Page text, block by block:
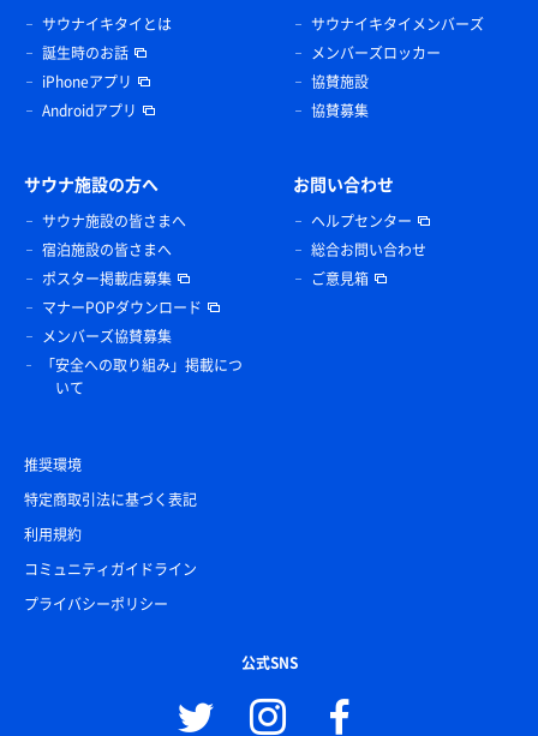
サウナイキタイとは
誕生時のお話
iPhoneアプリ
Androidアプリ
サウナイキタイメンバーズ
メンバーズロッカー
協賛施設
協賛募集
サウナ施設の方へ
サウナ施設の皆さまへ
宿泊施設の皆さまへ
ポスター掲載店募集
マナーPOPダウンロード
メンバーズ協賛募集
「安全への取り組み」掲載につ
いて
お問い合わせ
ヘルプセンター
総合お問い合わせ
ご意見箱
推奨環境
特定商取引法に基づく表記
利用規約
コミュニティガイドライン
プライバシーポリシー
公式SNS